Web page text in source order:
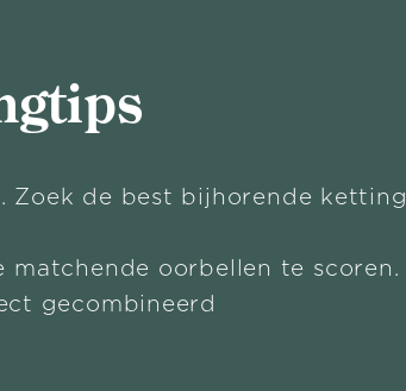
Zoek de best bijhorende ketting
matchende oorbellen te scoren.
gecombineerd